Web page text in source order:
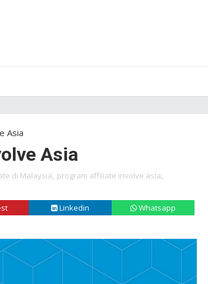
Asia
Asia
di Malaysia, program affiliate involve asia,
Linkedin Whatsapp